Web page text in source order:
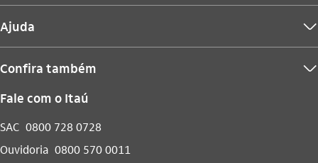
Ajuda seta_baixo
Confira também seta_baixo
Fale com o Itaú
SAC 0800 728 0728
Ouvidoria 0800 570 0011